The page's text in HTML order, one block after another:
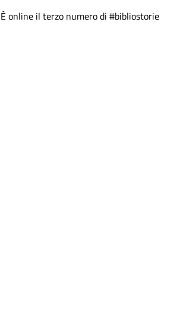
È online il terzo numero di #bibliostorie